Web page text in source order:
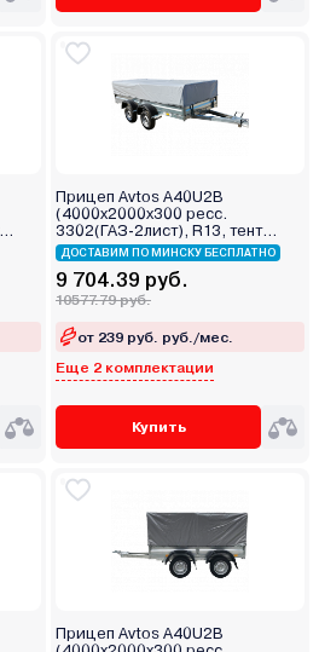
Прицеп Avtos A40U2B
(4000х2000х300 ресс.
3302(ГАЗ-2лист), R13, тент
400мм 2ос)
ДОСТАВИМ ПО МИНСКУ БЕСПЛАТНО
9 704.39 руб.
10577.79 руб.
от 239 руб. руб./мес.
Еще 2 комплектации
Купить
Прицеп Avtos A40U2B